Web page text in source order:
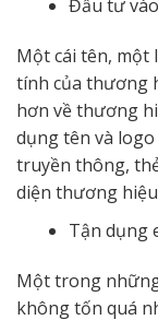
Đầu tư
Một cái tên, một
tính của thương
hơn về thương
dụng tên và
truyền thông,
diện thương
Tận dụng
Một trong
không tốn quá